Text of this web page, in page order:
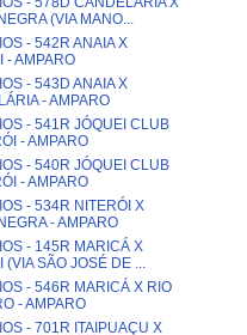
(VIA MANO...
- 542R ANAIA X
- AMPARO
- 543D ANAIA X
- AMPARO
- 541R JÓQUEI CLUB
- AMPARO
- 540R JÓQUEI CLUB
- AMPARO
- 534R NITERÓI X
- AMPARO
- 145R MARICÁ X
(VIA SÃO JOSÉ DE ...
- 546R MARICÁ X RIO
- AMPARO
- 701R ITAIPUAÇU X